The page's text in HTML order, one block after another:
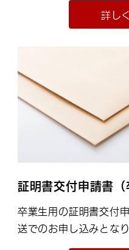
詳し
証明書交付申請書（
卒業生用の証明書交付
送でのお申し込みとなり